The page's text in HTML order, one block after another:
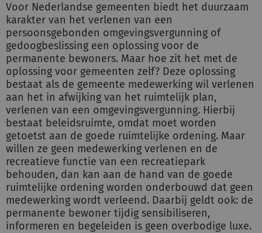
Voor Nederlandse gemeenten biedt het duurzaam
karakter van het verlenen van een
persoonsgebonden omgevingsvergunning of
gedoogbeslissing een oplossing voor de
permanente bewoners. Maar hoe zit het met de
oplossing voor gemeenten zelf? Deze oplossing
bestaat als de gemeente medewerking wil verlenen
aan het in afwijking van het ruimtelijk plan,
verlenen van een omgevingsvergunning. Hierbij
bestaat beleidsruimte, omdat moet worden
getoetst aan de goede ruimtelijke ordening. Maar
willen ze geen medewerking verlenen en de
recreatieve functie van een recreatiepark
behouden, dan kan aan de hand van de goede
ruimtelijke ordening worden onderbouwd dat geen
medewerking wordt verleend. Daarbij geldt ook: de
permanente bewoner tijdig sensibiliseren,
informeren en begeleiden is geen overbodige luxe.